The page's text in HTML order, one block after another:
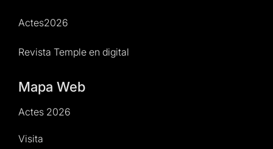
Actes2026
Revista Temple en digital
Mapa Web
Actes 2026
Visita